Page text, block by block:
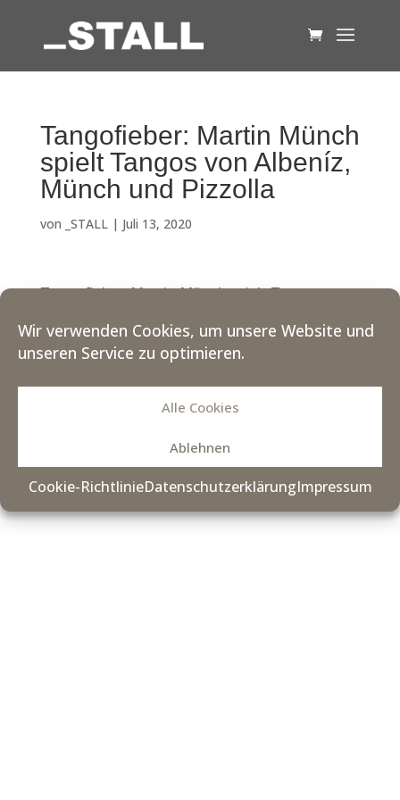
Wir verwenden Cookies, um unsere Website und
unseren Service zu optimieren.
Alle Cookies
Ablehnen
Cookie-RichtlinieDatenschutzerklärungImpressum
Tangofieber: Martin Münch
spielt Tangos von Albeníz,
Münch und Pizzolla
von _STALL| Juli 13, 2020
Tangofieber: Martin Münch spielt Tangos von
Cookie-Settings|Kontakt